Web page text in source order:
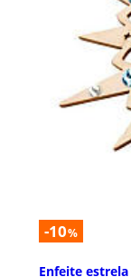
-10%
Enfeite